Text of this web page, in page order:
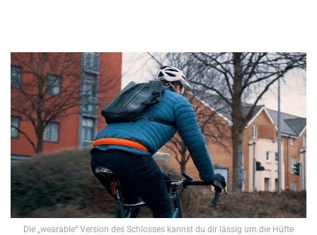
Die „wearable“ Version des Schlosses kannst du dir lässig um die Hüfte